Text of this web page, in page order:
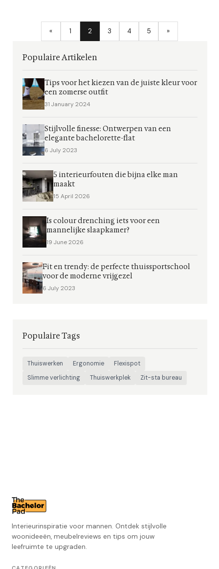
« 1 2 3 4 5 »
Populaire Artikelen
Tips voor het kiezen van de juiste kleur voor
een zomerse outfit
31 January 2024
Stijlvolle finesse: Ontwerpen van een
elegante bachelorette-flat
6 July 2023
5 interieurfouten die bijna elke man
maakt
15 April 2026
Is colour drenching iets voor een
mannelijke slaapkamer?
19 June 2026
Fit en trendy: de perfecte thuissportschool
voor de moderne vrijgezel
6 July 2023
Populaire Tags
Thuiswerken Ergonomie
Flexispot
Slimme verlichting
Thuiswerkplek Zit-sta bureau
Interieurinspiratie voor mannen. Ontdek stijlvolle
woonideeën, meubelreviews en tips om jouw
leefruimte te upgraden.